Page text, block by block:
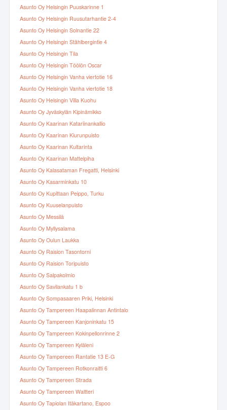
Asunto Oy Helsingin Puuskarinne 1
Asunto Oy Helsingin Ruusutarhantie 2-4
Asunto Oy Helsingin Solnantie 22
Asunto Oy Helsingin Ståhlbergintie 4
Asunto Oy Helsingin Tila
Asunto Oy Helsingin Töölön Oscar
Asunto Oy Helsingin Vanha viertotie 16
Asunto Oy Helsingin Vanha viertotie 18
Asunto Oy Helsingin Villa Kuohu
Asunto Oy Jyväskylän Kipinämikko
Asunto Oy Kaarinan Katariinankallio
Asunto Oy Kaarinan Kiurunpuisto
Asunto Oy Kaarinan Kultarinta
Asunto Oy Kaarinan Mattelpiha
Asunto Oy Kalasataman Fregatti, Helsinki
Asunto Oy Kasarminkatu 10
Asunto Oy Kupittaan Peippo, Turku
Asunto Oy Kuuselanpuisto
Asunto Oy Messilä
Asunto Oy Myllysalama
Asunto Oy Oulun Laukka
Asunto Oy Raision Tasontorni
Asunto Oy Raision Toripuisto
Asunto Oy Salpakolmio
Asunto Oy Savilankatu 1 b
Asunto Oy Sompasaaren Priki, Helsinki
Asunto Oy Tampereen Haapalinnan Antintalo
Asunto Oy Tampereen Kanjoninkatu 15
Asunto Oy Tampereen Kokinpellonrinne 2
Asunto Oy Tampereen Kyläleni
Asunto Oy Tampereen Rantatie 13 E-G
Asunto Oy Tampereen Rotkonraitti 6
Asunto Oy Tampereen Strada
Asunto Oy Tampereen Waltteri
Asunto Oy Tapiolan Itäkartano, Espoo